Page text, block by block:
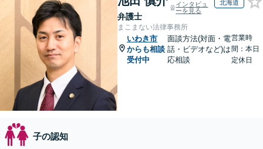
弁護士
インタビュ
ーを見る
北海道
まこまない法律事務所
いわき市
からも相談
受付中
面談方法(対面・電
話・ビデオなど)は
応相談
営業時
間：本日
定休日
子の認知